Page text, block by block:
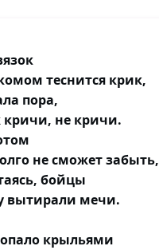
теснится крик,
пора,
кричи, не кричи.
не сможет забыть,
бойцы
вытирали мечи.
крыльями